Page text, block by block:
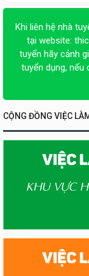
Khi liên hệ nhà
tại website:
tuyển hãy cảnh
tuyển dụng, nếu
CỘNG ĐỒNG VIỆC